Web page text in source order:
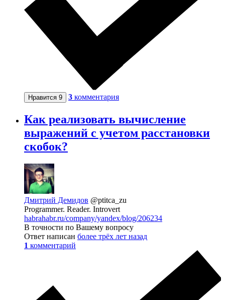
Нравится 9 3 комментария
Как реализовать вычисление
выражений с учетом расстановки
скобок?
Дмитрий Демидов @ptitca_zu
Programmer. Reader. Introvert
habrahabr.ru/company/yandex/blog/206234
В точности по Вашему вопросу
Ответ написан более трёх лет назад
1 комментарий